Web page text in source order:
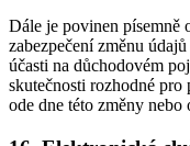
Dále je povinen písemně
zabezpečení změnu
účasti na důchodovém
skutečnosti rozhodné
ode dne této změny